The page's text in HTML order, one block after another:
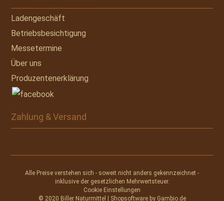
Ladengeschäft
Betriebsbesichtigung
Messetermine
Über uns
Produzentenerklärung
Zahlung & Versand
Alle Preise verstehen sich - soweit nicht anders gekennzeichnet -
inklusive der gesetzlichen Mehrwertsteuer.
Cookie Einstellungen
© 2020 Biller Naturmittel | Shopsoftware by Gambio.de